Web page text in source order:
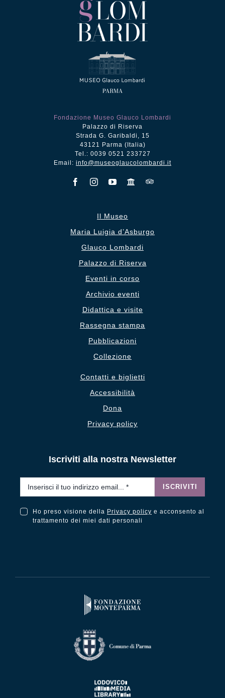
Fondazione Museo Glauco Lombardi
Palazzo di Riserva
Strada G. Garibaldi, 15
43121 Parma (Italia)
Tel.: 0039 0521 233727
Email: info@museoglaucolombardi.it
Il Museo
Maria Luigia d’Asburgo
Glauco Lombardi
Palazzo di Riserva
Eventi in corso
Archivio eventi
Didattica e visite
Rassegna stampa
Pubblicazioni
Collezione
Contatti e biglietti
Accessibilità
Dona
Privacy policy
Iscriviti alla nostra Newsletter
ISCRIVITI
Ho preso visione della Privacy policy e acconsento al
trattamento dei miei dati personali